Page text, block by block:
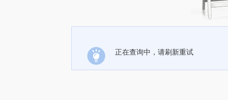
正在查询中，请刷新重试